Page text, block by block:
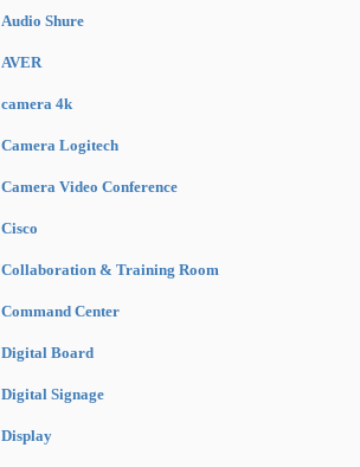
Audio Shure
AVER
camera 4k
Camera Logitech
Camera Video Conference
Cisco
Collaboration & Training Room
Command Center
Digital Board
Digital Signage
Display